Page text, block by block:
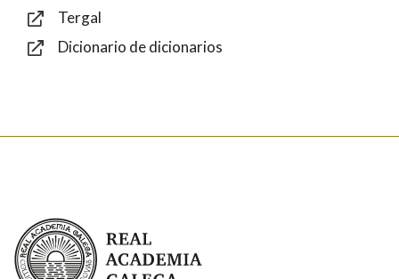
Tergal
Dicionario de dicionarios
Real Academia Galega